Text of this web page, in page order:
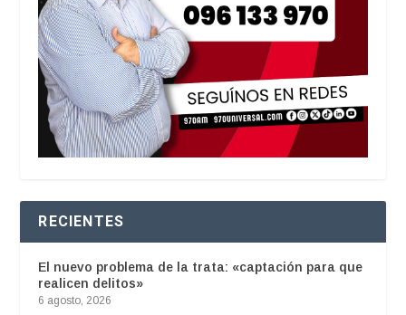
RECIENTES
El nuevo problema de la trata: «captación para que
realicen delitos»
6 agosto, 2026